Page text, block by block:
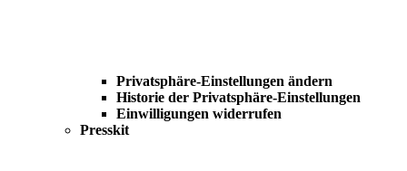
Privatsphäre-Einstellungen ändern
Historie der Privatsphäre-Einstellungen
Einwilligungen widerrufen
Presskit